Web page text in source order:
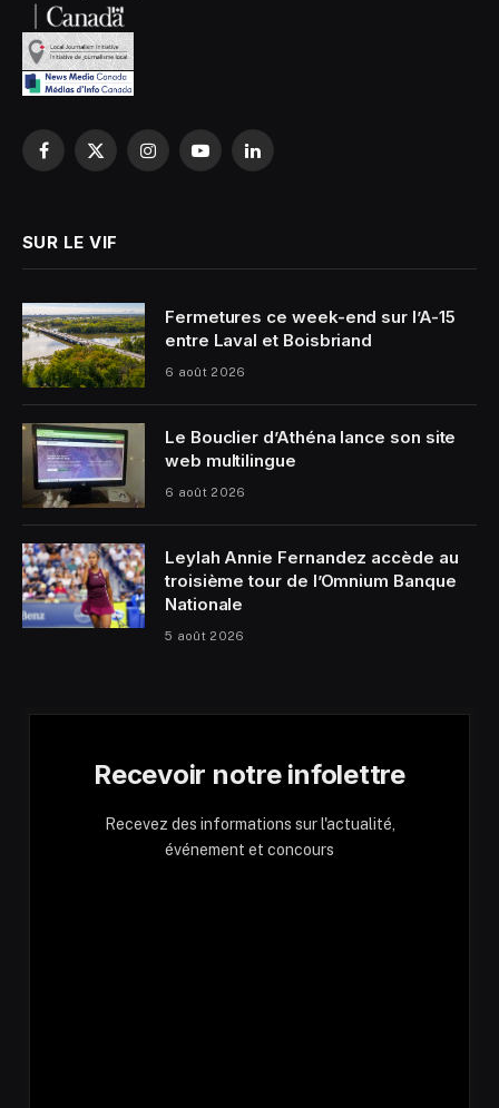
Facebook
X
InstagramYouTubeLinkedIn
SUR LE VIF
Fermetures ce week-end sur l’A-15
entre Laval et Boisbriand
6 août 2026
Le Bouclier d’Athéna lance son site
web multilingue
6 août 2026
Leylah Annie Fernandez accède au
troisième tour de l’Omnium Banque
Nationale
5 août 2026
Recevoir notre infolettre
Recevez des informations sur l'actualité,
événement et concours